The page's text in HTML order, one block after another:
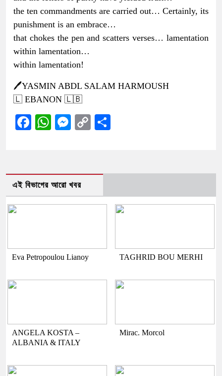
the ten commandments are carried out… Certainly, its
punishment is an embrace…
that chokes the pen and scatters verses… lamentation
within lamentation…
within lamentation!
🖊️YASMIN ABDL SALAM HARMOUSH
🇱 EBANON 🇱🇧
Facebook
WhatsApp
Messenger
Copy
এই বিভাগের আরো খবর
Eva Petropoulou Lianoy TAGHRID BOU MERHI
ANGELA KOSTA –
ALBANIA & ITALY
Mirac. Morcol